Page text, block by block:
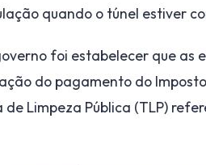
quando o túnel estiver
foi estabelecer que as
do pagamento do
de Limpeza Pública (TLP)